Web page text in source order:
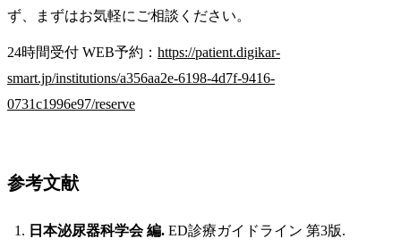
ず、まずはお気軽にご相談ください。
24時間受付 WEB予約： https://patient.digikar-
smart.jp/institutions/a356aa2e-6198-4d7f-9416-
0731c1996e97/reserve
参考文献
日本泌尿器科学会 編. ED診療ガイドライン 第3版.